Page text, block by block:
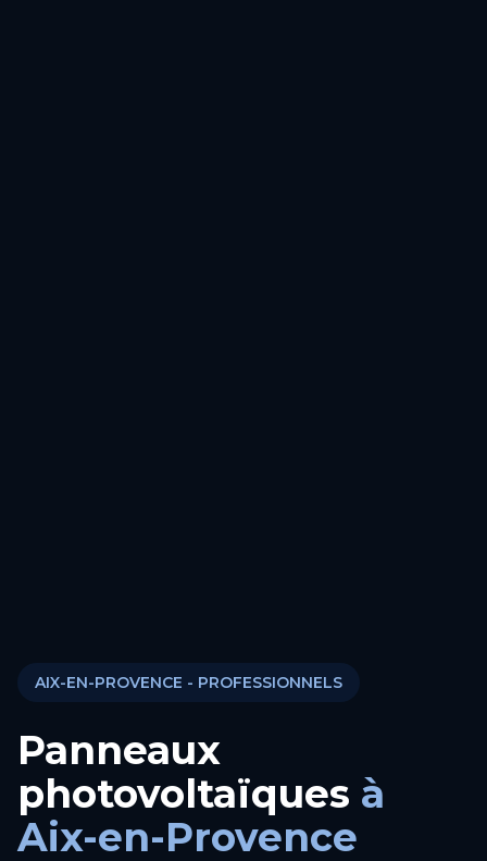
AIX-EN-PROVENCE - PROFESSIONNELS
Panneaux
photovoltaïques à
Aix-en-Provence